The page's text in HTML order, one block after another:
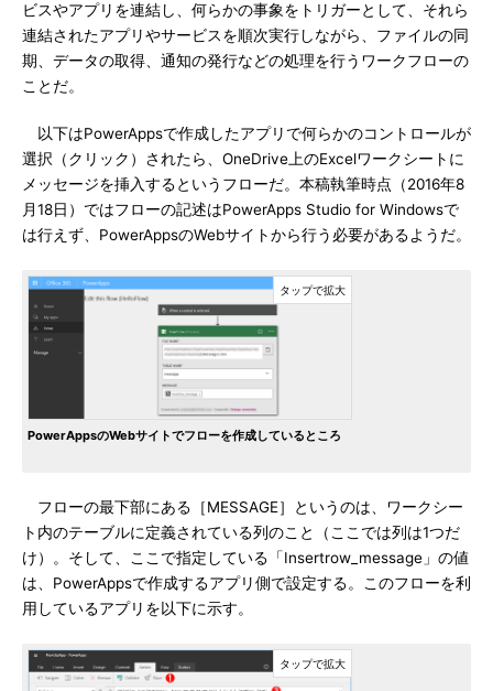
ビスやアプリを連結し、何らかの事象をトリガーとして、それら
連結されたアプリやサービスを順次実行しながら、ファイルの同
期、データの取得、通知の発行などの処理を行うワークフローの
ことだ。
以下はPowerAppsで作成したアプリで何らかのコントロールが
選択（クリック）されたら、OneDrive上のExcelワークシートに
メッセージを挿入するというフローだ。本稿執筆時点（2016年8
月18日）ではフローの記述はPowerApps Studio for Windowsで
は行えず、PowerAppsのWebサイトから行う必要があるようだ。
PowerAppsのWebサイトでフローを作成しているところ
フローの最下部にある［MESSAGE］というのは、ワークシー
ト内のテーブルに定義されている列のこと（ここでは列は1つだ
け）。そして、ここで指定している「Insertrow_message」の値
は、PowerAppsで作成するアプリ側で設定する。このフローを利
用しているアプリを以下に示す。